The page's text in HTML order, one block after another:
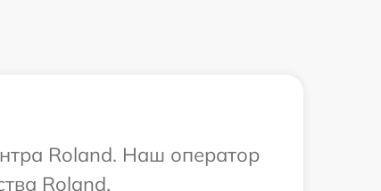
Roland. Наш оператор
Roland.